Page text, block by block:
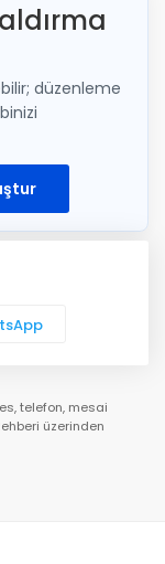
düzenleme
telefon, mesai
üzerinden